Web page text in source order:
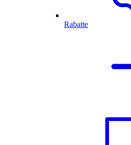
Rabatte